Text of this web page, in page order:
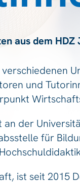
aus dem
und
der
für
ist seit 2015